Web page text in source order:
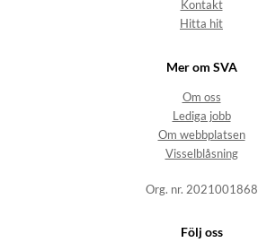
Kontakt
Hitta hit
Mer om SVA
Om oss
Lediga jobb
Om webbplatsen
Visselblåsning
Org. nr. 2021001868
Följ oss